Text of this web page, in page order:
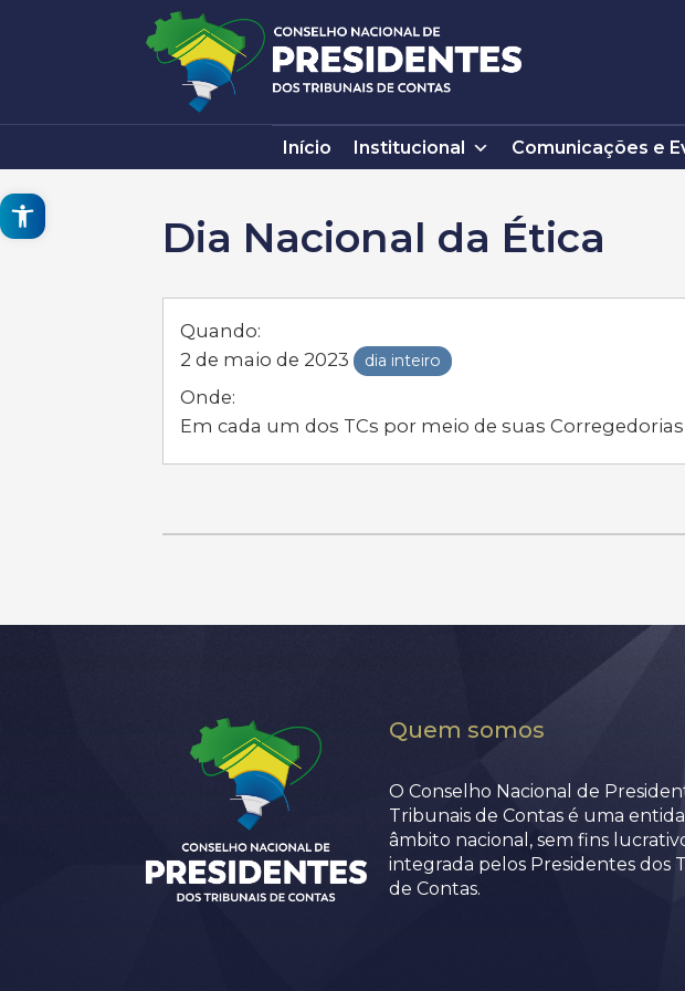
Open toolbar
Início Institucional Comunicações e
Dia Nacional da Ética
Quando:
2 de maio de 2023
dia inteiro
Onde:
Em cada um dos TCs por meio de suas Corregedorias
Quem somos
O Conselho Nacional de
Tribunais de Contas é uma
âmbito nacional, sem fins
integrada pelos Presidentes dos
de Contas.